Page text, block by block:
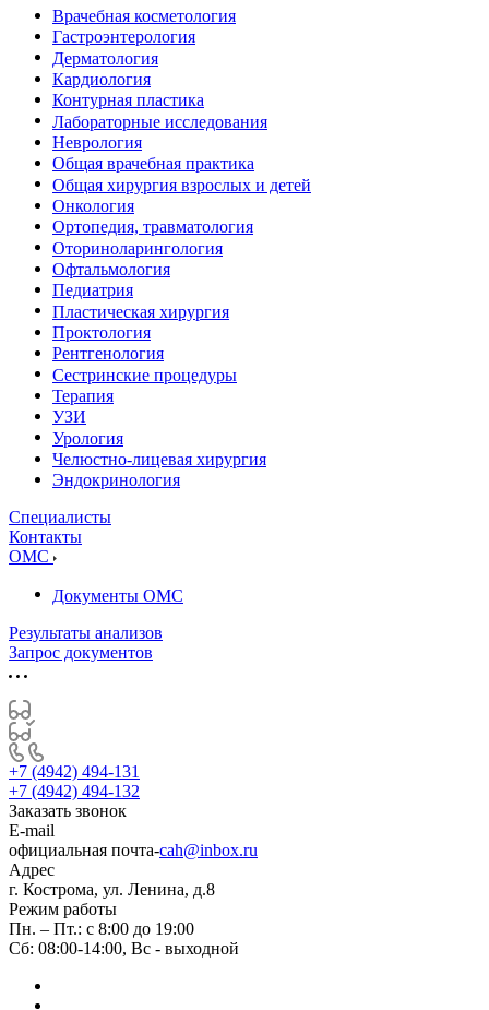
Врачебная косметология
Гастроэнтерология
Дерматология
Кардиология
Контурная пластика
Лабораторные исследования
Неврология
Общая врачебная практика
Общая хирургия взрослых и детей
Онкология
Ортопедия, травматология
Оториноларингология
Офтальмология
Педиатрия
Пластическая хирургия
Проктология
Рентгенология
Сестринские процедуры
Терапия
УЗИ
Урология
Челюстно-лицевая хирургия
Эндокринология
Специалисты
Контакты
ОМС
Документы ОМС
Результаты анализов
Запрос документов
+7 (4942) 494-131
+7 (4942) 494-132
Заказать звонок
E-mail
официальная почта-cah@inbox.ru
Адрес
г. Кострома, ул. Ленина, д.8
Режим работы
Пн. – Пт.: с 8:00 до 19:00
Сб: 08:00-14:00, Вс - выходной